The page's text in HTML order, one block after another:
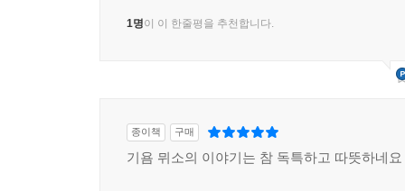
1명이 이 한줄평을 추천합니다.
종이책 구매
기욤 뮈소의 이야기는 참 독특하고 따뜻하네요